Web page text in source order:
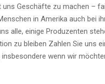
Geschäfte zu machen –
in Amerika auch bei
alle, einige Produzenten
zu bleiben Zahlen Sie uns
wenn wir